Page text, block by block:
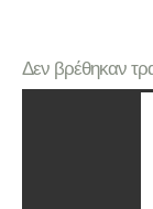
Δεν βρέθηκαν